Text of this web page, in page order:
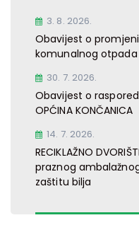
3. 8. 2026.
Obavijest o
komunalnog otpada
30. 7. 2026.
Obavijest o
OPĆINA KONČANICA
14. 7. 2026.
RECIKLAŽNO
praznog
zaštitu bilja